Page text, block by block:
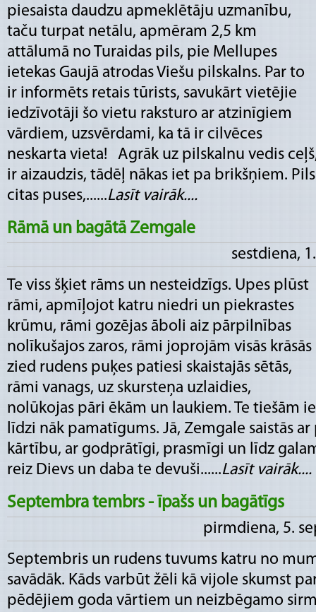
piesaista daudzu apmeklētāju uzmanību,
taču turpat netālu, apmēram 2,5 km
attālumā no Turaidas pils, pie Mellupes
ietekas Gaujā atrodas Viešu pilskalns. Par to
ir informēts retais tūrists, savukārt vietējie
iedzīvotāji šo vietu raksturo ar atzinīgiem
vārdiem, uzsvērdami, ka tā ir cilvēces
neskarta vieta! Agrāk uz pilskalnu vedis
ir aizaudzis, tādēļ nākas iet pa brikšņiem.
citas puses,......Lasīt vairāk....
Rāmā un bagātā Zemgale
sestdiena,
Te viss šķiet rāms un nesteidzīgs. Upes plūst
rāmi, apmīļojot katru niedri un piekrastes
krūmu, rāmi gozējas āboli aiz pārpilnības
nolīkušajos zaros, rāmi joprojām visās krāsās
zied rudens puķes patiesi skaistajās sētās,
rāmi vanags, uz skursteņa uzlaidies,
nolūkojas pāri ēkām un laukiem. Te tiešām
līdzi nāk pamatīgums. Jā, Zemgale saistās
kārtību, ar godprātīgi, prasmīgi un līdz
reiz Dievs un daba te devuši......Lasīt vairāk....
Septembra tembrs - īpašs un bagātīgs
pirmdiena, 5.
Septembris un rudens tuvums katru no
savādāk. Kāds varbūt žēli kā vijole skumst
pēdējiem goda vārtiem un neizbēgamo